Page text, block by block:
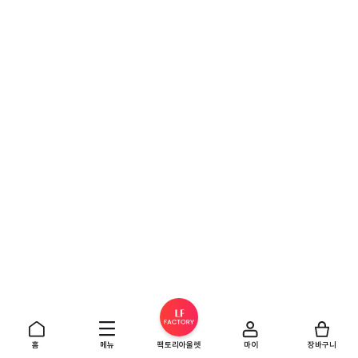
홈 메뉴 팩토리아울렛 마이 장바구니